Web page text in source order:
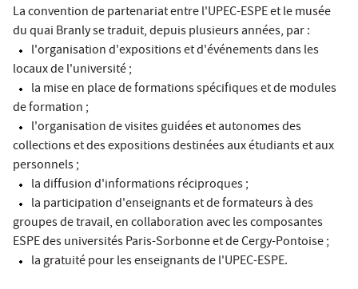
La convention de partenariat entre l'UPEC-ESPE et le musée
du quai Branly se traduit, depuis plusieurs années, par :
l'organisation d'expositions et d'événements dans les
locaux de l'université ;
la mise en place de formations spécifiques et de modules
de formation ;
l'organisation de visites guidées et autonomes des
collections et des expositions destinées aux étudiants et aux
personnels ;
la diffusion d'informations réciproques ;
la participation d'enseignants et de formateurs à des
groupes de travail, en collaboration avec les composantes
ESPE des universités Paris-Sorbonne et de Cergy-Pontoise ;
la gratuité pour les enseignants de l'UPEC-ESPE.